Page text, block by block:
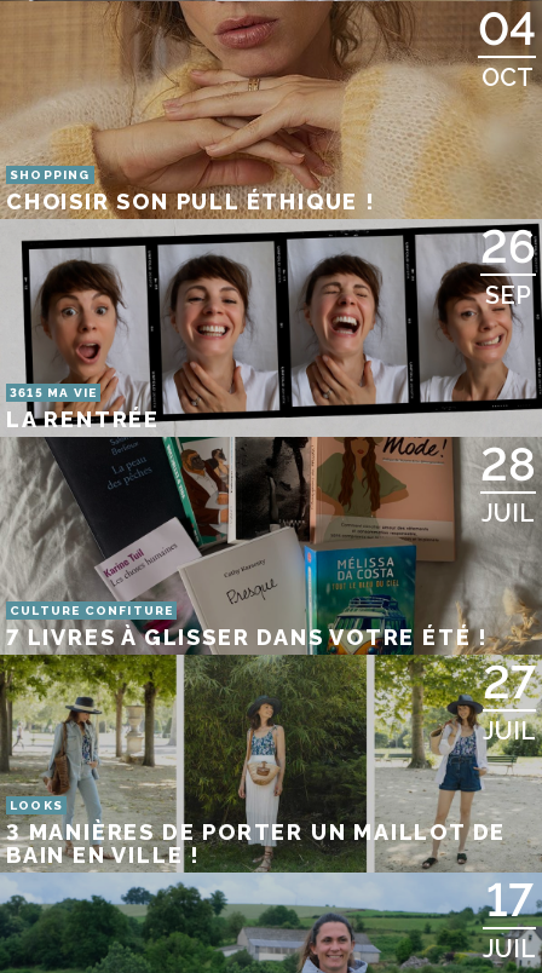
04
OCT
SHOPPING
CHOISIR SON PULL ÉTHIQUE !
26
SEP
3615 MA VIE
LA RENTRÉE
28
JUIL
CULTURE CONFITURE
7 LIVRES À GLISSER DANS VOTRE ÉTÉ !
27
JUIL
LOOKS
3 MANIÈRES DE PORTER UN MAILLOT DE
BAIN EN VILLE !
17
JUIL